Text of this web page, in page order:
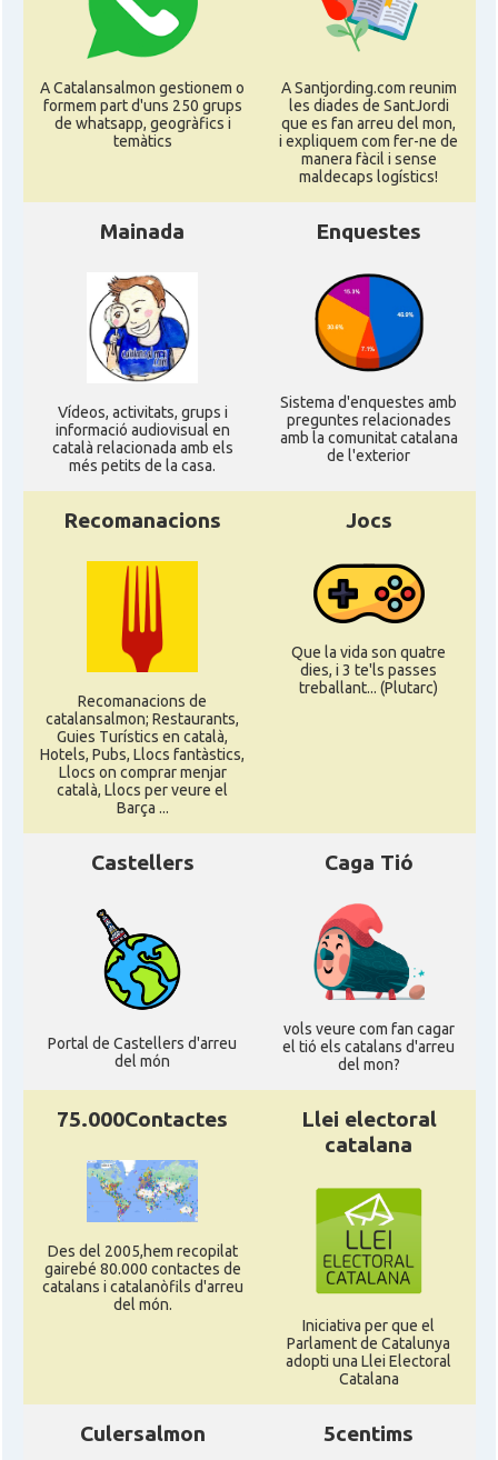
CAMON Catalans a NEBRASKA
CAMON Catalans a New Orleans
CAMON CATALANS A NEW YORK
CAMON Catalans a ORLANDO
CAMON
Catalans a Philadelphia,
Pennsylvania, USA
CAMON
CAMON Catalans a PROVIDENCE
CAMON Catalans a RENO
CAMON Catalans a SAINT LOUIS
CAMON Catalans a San Antonio - Texas
CAMON Catalans a San Diego
CAMON Catalans a SAN FRANCISCO
CAMON Catalans a Sarasota, Florida, USA
CAMON Catalans a SEATTLE
CAMON
Catalans a Silicon Valley (San Jose),
California, USA
CAMON Catalans a TAMPA
CAMON Catalans a TENNESSEE
Catalans a UTAH
A Catalansalmon gestionem o
formem part d'uns 250 grups
de whatsapp, geogràfics i
temàtics
A Santjording.com reunim
les diades de SantJordi
que es fan arreu del mon,
i expliquem com fer-ne de
manera fàcil i sense
maldecaps logí­stics!
Mainada
Ví­deos, activitats, grups i
informació audiovisual en
català relacionada amb els
més petits de la casa.
Enquestes
Sistema d'enquestes amb
preguntes relacionades
amb la comunitat catalana
de l'exterior
Recomanacions
Recomanacions de
catalansalmon; Restaurants,
Guies Turístics en català,
Hotels, Pubs, Llocs fantàstics,
Llocs on comprar menjar
català, Llocs per veure el
Barça ...
Jocs
Que la vida son quatre
dies, i 3 te'ls passes
treballant... (Plutarc)
Castellers
Portal de Castellers d'arreu
del món
Caga Tió
vols veure com fan cagar
el tió els catalans d'arreu
del mon?
75.000Contactes
Des del 2005,hem recopilat
gairebé 80.000 contactes de
catalans i catalanòfils d'arreu
del món.
Llei electoral
catalana
Iniciativa per que el
Parlament de Catalunya
adopti una Llei Electoral
Catalana
Culersalmon 5centims